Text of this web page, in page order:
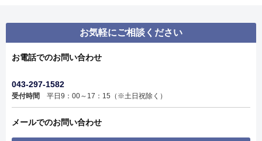
お気軽にご相談ください
お電話でのお問い合わせ
043-297-1582
受付時間 平日9：00～17：15（※土日祝除く）
メールでのお問い合わせ